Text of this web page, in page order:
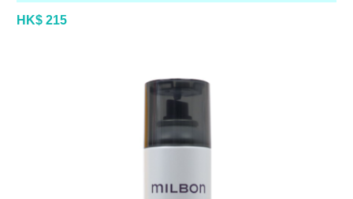
HK$ 215